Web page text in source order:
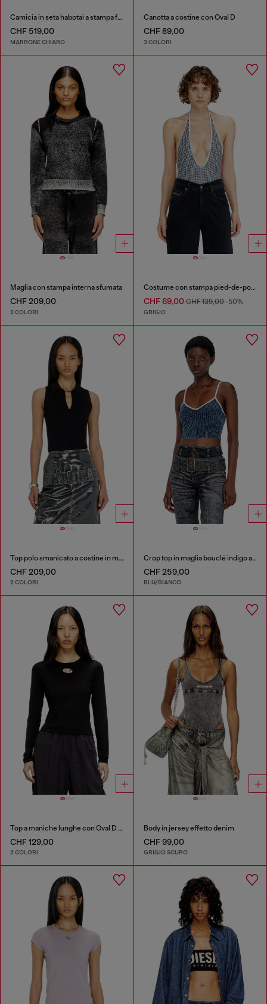
Camicia in seta habotai a stampa floreale
CHF 519,00
MARRONE CHIARO
Canotta a costine con Oval D
CHF 89,00
3 COLORI
Maglia con stampa interna sfumata
CHF 209,00
2 COLORI
Costume con stampa pied-de-poule
CHF 69,00CHF 139,00-50%
GRIGIO
Top polo smanicato a costine in misto seta
CHF 209,00
2 COLORI
Crop top in maglia bouclé indigo a costine
CHF 259,00
BLU/BIANCO
Top a maniche lunghe con Oval D cut-out
CHF 129,00
2 COLORI
Body in jersey effetto denim
CHF 99,00
GRIGIO SCURO